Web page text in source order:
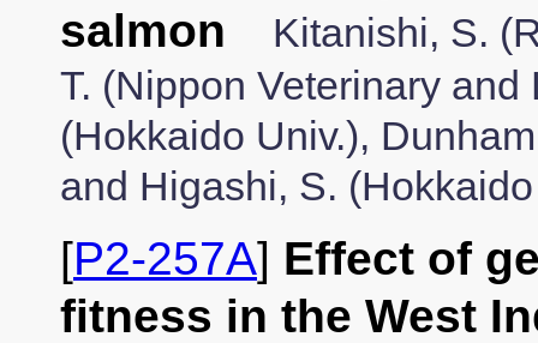
salmon
Kitanishi, S.
T. (Nippon Veterinary
(Hokkaido Univ.),
and Higashi, S.
[P2-257A] Effect of
fitness in the West